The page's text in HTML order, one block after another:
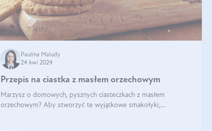
Paulina Maludy
24 kwi 2024
Przepis na ciastka z masłem orzechowym
Marzysz o domowych, pysznych ciasteczkach z masłem
orzechowym? Aby stworzyć te wyjątkowe smakołyki,